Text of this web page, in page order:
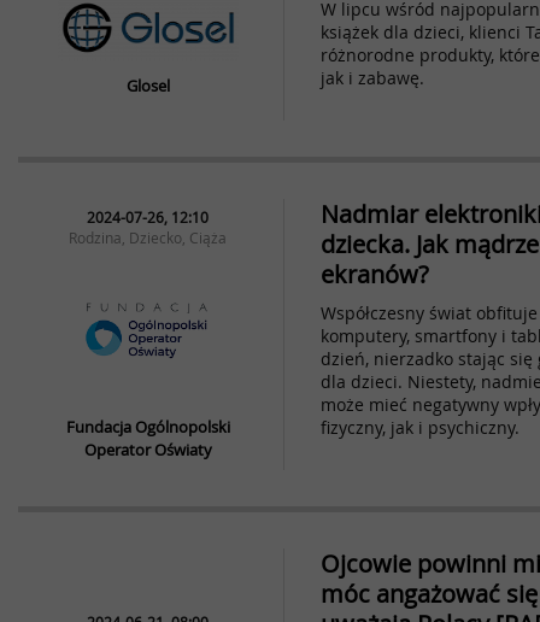
Glosel
W lipcu wśród
książek dla dzieci, klienci
różnorodne produkty,
jak i zabawę.
2024-07-26, 12:10
Rodzina, Dziecko, Ciąża
Fundacja Ogólnopolski
Operator Oświaty
Nadmiar
dziecka. Jak
ekranów?
Współczesny świat
komputery, smartfony i
dzień, nierzadko stając się
dla dzieci. Niestety,
może mieć negatywny
fizyczny, jak i psychiczny.
Ojcowie powinni
móc angażować